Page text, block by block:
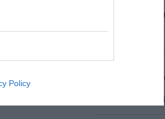
Policy
σε
Καστορίας